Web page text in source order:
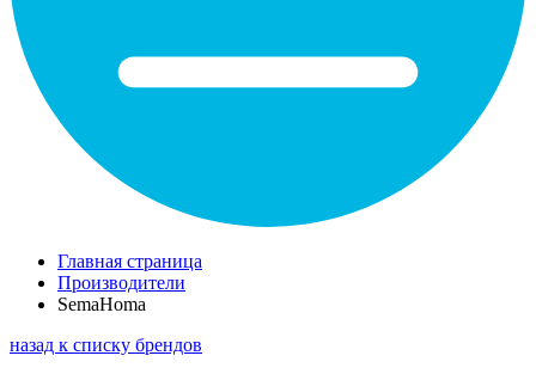
Главная страница
Производители
SemaHoma
назад к списку брендов